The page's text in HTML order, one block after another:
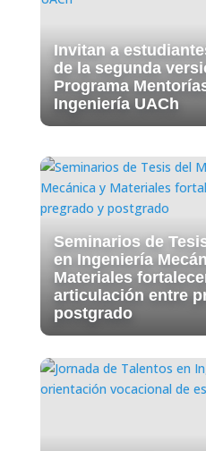
Invitan a
de la segunda
Programa
Ingeniería UACh
Seminarios de
en Ingeniería
Materiales
articulación entre
postgrado